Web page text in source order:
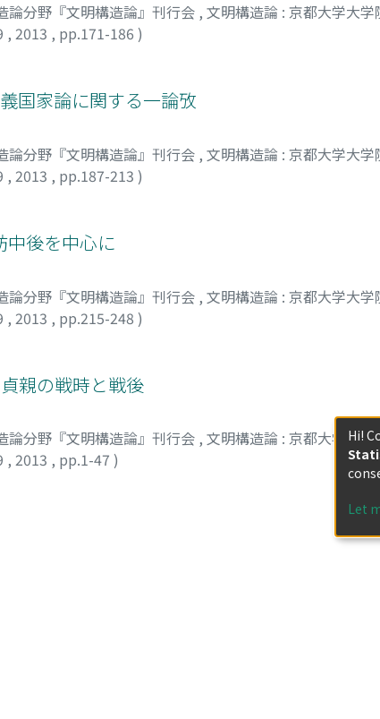
論分野『文明構造論』刊行会 , 文明構造論 : 京都大学大学
, 2013 , pp.171-186 )
国家論に関する一論攷
論分野『文明構造論』刊行会 , 文明構造論 : 京都大学大学
, 2013 , pp.187-213 )
中後を中心に
論分野『文明構造論』刊行会 , 文明構造論 : 京都大学大学
, 2013 , pp.215-248 )
親の戦時と戦後
論分野『文明構造論』刊行会 , 文明構造論 : 京都大学大学
, 2013 , pp.1-47 )
Hi!
Let